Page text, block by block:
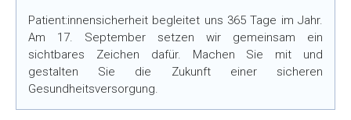
Patient:innensicherheit begleitet uns 365 Tage im Jahr.
Am 17. September setzen wir gemeinsam ein
sichtbares Zeichen dafür. Machen Sie mit und
gestalten Sie die Zukunft einer sicheren
Gesundheitsversorgung.